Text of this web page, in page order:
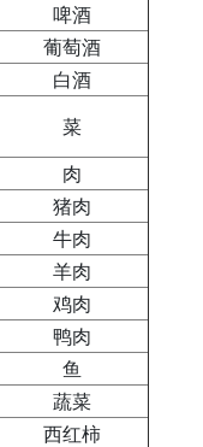
啤酒
葡萄酒
白酒
菜
肉
猪肉
牛肉
羊肉
鸡肉
鸭肉
鱼
蔬菜
西红柿